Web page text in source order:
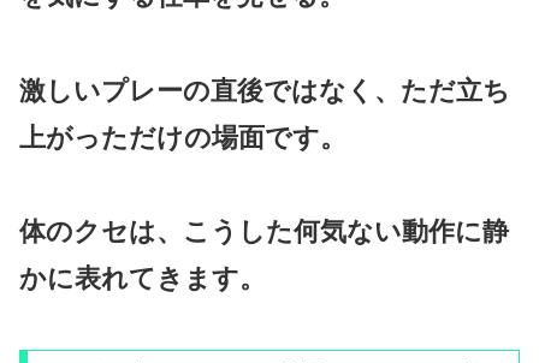
激しいプレーの直後ではなく、ただ立ち
上がっただけの場面です。
体のクセは、こうした何気ない動作に静
かに表れてきます。